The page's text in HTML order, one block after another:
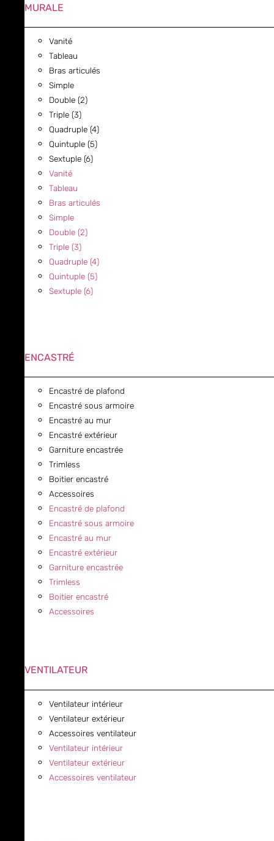
MURALE
Vanité
Tableau
Bras articulés
Simple
Double (2)
Triple (3)
Quadruple (4)
Quintuple (5)
Sextuple (6)
Vanité
Tableau
Bras articulés
Simple
Double (2)
Triple (3)
Quadruple (4)
Quintuple (5)
Sextuple (6)
ENCASTRÉ
Encastré de plafond
Encastré sous armoire
Encastré au mur
Encastré extérieur
Garniture encastrée
Trimless
Boitier encastré
Accessoires
Encastré de plafond
Encastré sous armoire
Encastré au mur
Encastré extérieur
Garniture encastrée
Trimless
Boitier encastré
Accessoires
VENTILATEUR
Ventilateur intérieur
Ventilateur extérieur
Accessoires ventilateur
Ventilateur intérieur
Ventilateur extérieur
Accessoires ventilateur